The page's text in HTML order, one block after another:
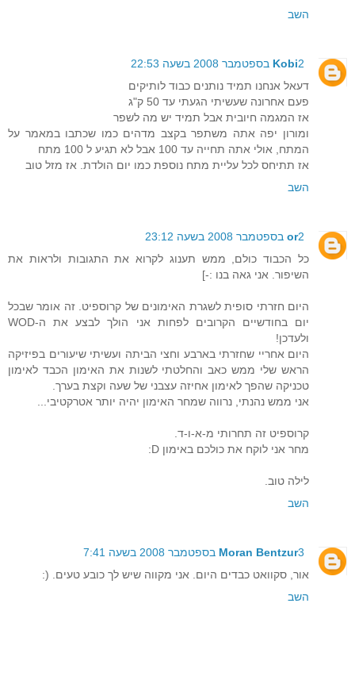
השב
Kobi2 בספטמבר 2008 בשעה 22:53
דעאל אנחנו תמיד נותנים כבוד לותיקים
פעם אחרונה שעשיתי הגעתי עד 50 ק"ג
אז המגמה חיובית אבל תמיד יש מה לשפר
ומורון יפה אתה משתפר בקצב מדהים כמו שכתבו במאמר על
המתח, אולי אתה תחייה עד 100 אבל לא תגיע ל 100 מתח
אז תתיחס לכל עליית מתח נוספת כמו יום הולדת. אז מזל טוב
השב
or2 בספטמבר 2008 בשעה 23:12
כל הכבוד כולם, ממש תענוג לקרוא את התגובות ולראות את
השיפור. אני גאה בנו :-]
היום חזרתי סופית לשגרת האימונים של קרוספיט. זה אומר שבכל
יום בחודשיים הקרובים לפחות אני הולך לבצע את ה-WOD
ולעדכן!
היום אחריי שחזרתי בארבע וחצי הביתה ועשיתי שיעורים בפיזיקה
הראש שלי ממש כאב והחלטתי לשנות את האימון הכבד לאימון
טכניקה שהפך לאימון אחיזה עצבני של שעה וקצת בערך.
אני ממש נהנתי, נרווה שמחר האימון יהיה יותר אטרקטיבי...
קרוספיט זה תחרותי מ-א-ו-ד.
מחר אני לוקח את כולכם באימון D:
לילה טוב.
השב
Moran Bentzur3 בספטמבר 2008 בשעה 7:41
אור, סקוואט כבדים היום. אני מקווה שיש לך כובע טעים. (:
השב